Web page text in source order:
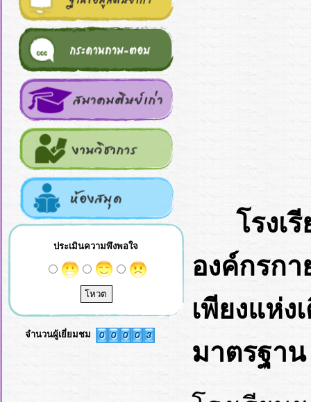
ประเมินความพึงพอใจ
จำนวนผู้เยี่ยมชม
โรงเ
องค์กรก
เพียงแห่ง
มาตรฐาน